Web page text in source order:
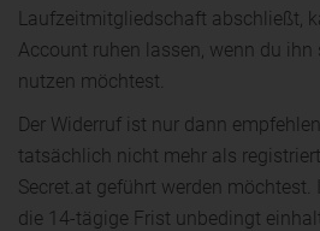
Laufzeitmitgliedschaft abschließt,
Account ruhen lassen, wenn du
nutzen möchtest.
Der Widerruf ist nur dann
tatsächlich nicht mehr als
Secret.at geführt werden
die 14-tägige Frist unbedingt